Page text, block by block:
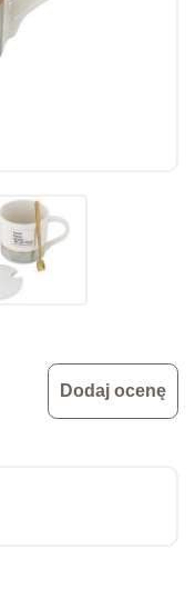
Dodaj ocenę